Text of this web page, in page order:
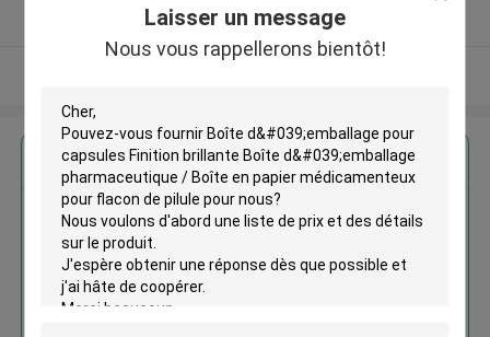
Laisser un message
Nous vous rappellerons bientôt!
Fournisseur vérifié
Boîte d'emballage pour capsules
d'emballage pharmaceutique /
Boîte en papier médicamenteux